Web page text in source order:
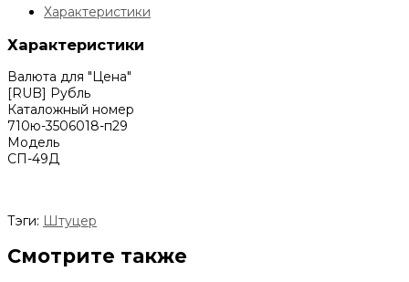
Характеристики
Характеристики
Валюта для "Цена"
[RUB] Рубль
Каталожный номер
710ю-3506018-п29
Модель
СП-49Д
Тэги: Штуцер
Смотрите также